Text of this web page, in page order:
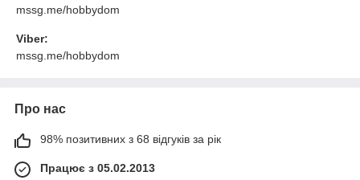
mssg.me/hobbydom
Viber:
mssg.me/hobbydom
Про нас
98% позитивних з 68 відгуків за рік
Працює з 05.02.2013